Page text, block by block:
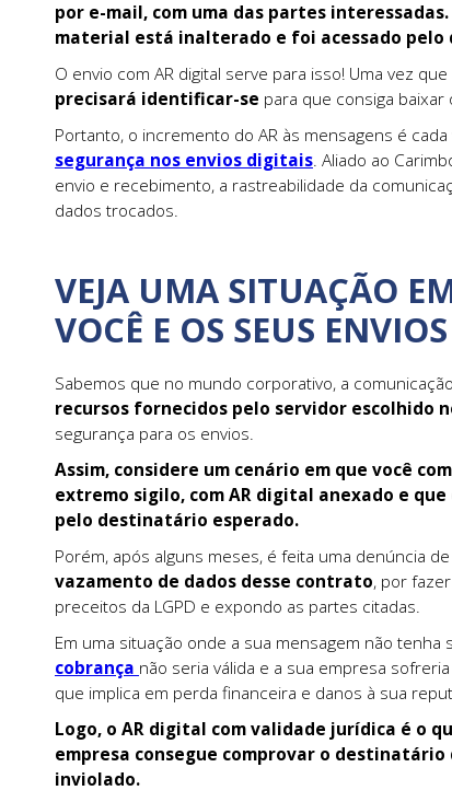
por e-mail, com uma das partes
material está inalterado e foi acessado
O envio com AR digital serve para isso! Uma vez
precisará identificar-se para que consiga baixar
Portanto, o incremento do AR às mensagens é
segurança nos envios digitais. Aliado ao
envio e recebimento, a rastreabilidade da
dados trocados.
VEJA UMA SITUAÇÃO
VOCÊ E OS SEUS ENVIOS
Sabemos que no mundo corporativo, a
recursos fornecidos pelo servidor escolhido
segurança para os envios.
Assim, considere um cenário em que você
extremo sigilo, com AR digital anexado e
pelo destinatário esperado.
Porém, após alguns meses, é feita uma denúncia
vazamento de dados desse contrato, por
preceitos da LGPD e expondo as partes citadas.
Em uma situação onde a sua mensagem não tenha
cobrança não seria válida e a sua empresa
que implica em perda financeira e danos à sua
Logo, o AR digital com validade jurídica é o
empresa consegue comprovar o
inviolado.